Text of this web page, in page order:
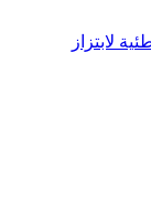
لابتزاز